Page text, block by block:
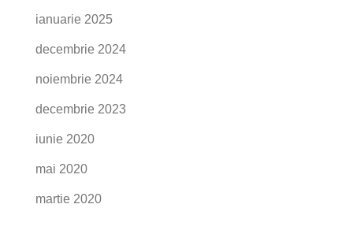
ianuarie 2025
decembrie 2024
noiembrie 2024
decembrie 2023
iunie 2020
mai 2020
martie 2020